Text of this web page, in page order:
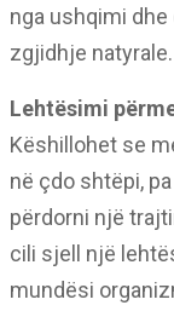
nga ushqimi
zgjidhje natyrale.
Lehtësimi
Këshillohet se
në çdo shtëpi,
përdorni një
cili sjell një
mundësi